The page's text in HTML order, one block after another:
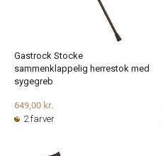
Gastrock Stocke
sammenklappelig herrestok med
sygegreb
649,00 kr.
2 farver